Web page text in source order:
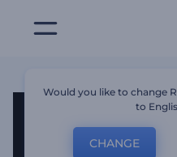
Would you like to change
to
CHANGE